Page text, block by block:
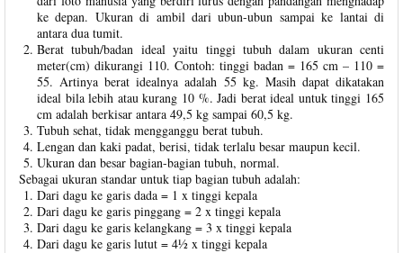
ke depan. Ukuran di ambil dari ubun-ubun sampai ke lantai di
antara dua tumit.
Berat tubuh/badan ideal yaitu tinggi tubuh dalam ukuran centi
meter(cm) dikurangi 110. Contoh: tinggi badan = 165 cm – 110 =
55. Artinya berat idealnya adalah 55 kg. Masih dapat dikatakan
ideal bila lebih atau kurang 10 %. Jadi berat ideal untuk tinggi 165
cm adalah berkisar antara 49,5 kg sampai 60,5 kg.
Tubuh sehat, tidak mengganggu berat tubuh.
Lengan dan kaki padat, berisi, tidak terlalu besar maupun kecil.
Ukuran dan besar bagian-bagian tubuh, normal.
Sebagai ukuran standar untuk tiap bagian tubuh adalah:
Dari dagu ke garis dada = 1 x tinggi kepala
Dari dagu ke garis pinggang = 2 x tinggi kepala
Dari dagu ke garis kelangkang = 3 x tinggi kepala
Dari dagu ke garis lutut = 4½ x tinggi kepala